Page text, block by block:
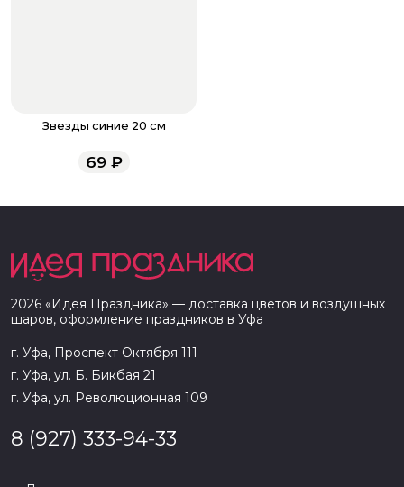
Звезды синие 20 см
69₽
2026 «Идея Праздника» — доставка цветов и воздушных
шаров, оформление праздников в Уфа
г. Уфа, Проспект Октября 111
г. Уфа, ул. Б. Бикбая 21
г. Уфа, ул. Революционная 109
8 (927) 333-94-33